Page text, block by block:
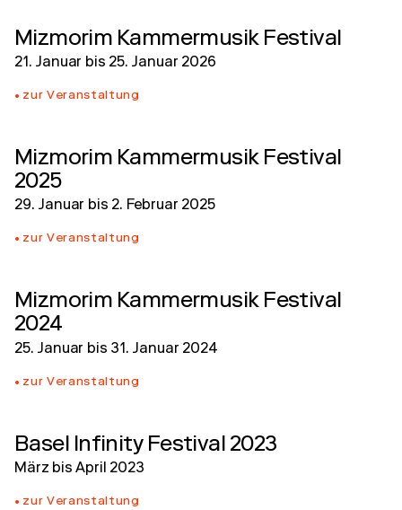
Mizmorim Kammermusik Festival
21. Januar bis 25. Januar 2026
zur Veranstaltung
Mizmorim Kammermusik Festival
2025
29. Januar bis 2. Februar 2025
zur Veranstaltung
Mizmorim Kammermusik Festival
2024
25. Januar bis 31. Januar 2024
zur Veranstaltung
Basel Infinity Festival 2023
März bisApril 2023
zur Veranstaltung